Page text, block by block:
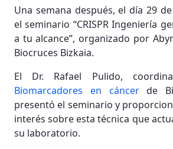
Una semana después, el día 29
el seminario “CRISPR Ingeniería
a tu alcance”, organizado por
Biocruces Bizkaia.
El Dr. Rafael Pulido,
Biomarcadores en cáncerde
presentó el seminario y
interés sobre esta técnica que
su laboratorio.